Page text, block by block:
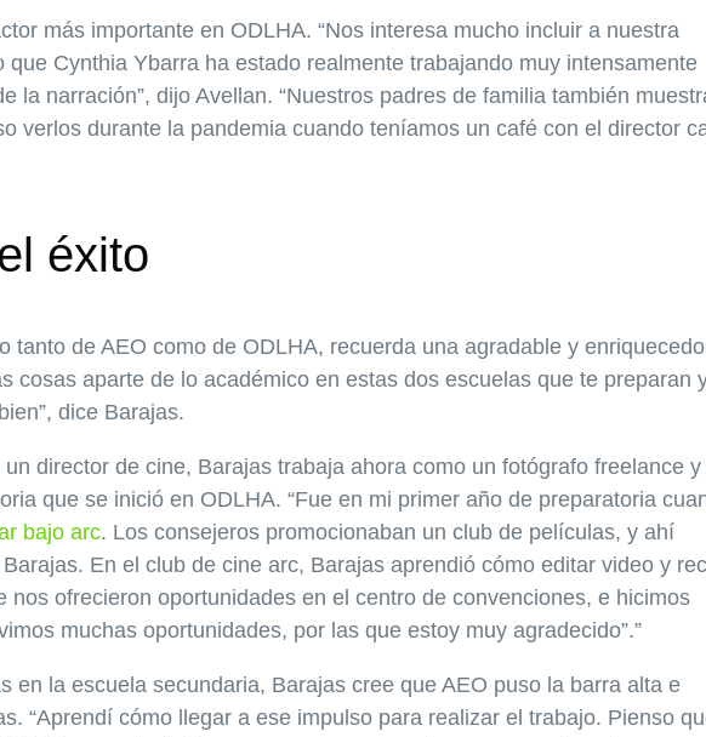
más importante en ODLHA. “Nos interesa mucho incluir a nuestra
Cynthia Ybarra ha estado realmente trabajando muy intensamente
la narración”, dijo Avellan. “Nuestros padres de familia también
verlos durante la pandemia cuando teníamos un café con el director
éxito
tanto de AEO como de ODLHA, recuerda una agradable y
cosas aparte de lo académico en estas dos escuelas que te preparan
dice Barajas.
director de cine, Barajas trabaja ahora como un fotógrafo freelance y
que se inició en ODLHA. “Fue en mi primer año de preparatoria
bajo arc. Los consejeros promocionaban un club de películas, y ahí
En el club de cine arc, Barajas aprendió cómo editar video y
nos ofrecieron oportunidades en el centro de convenciones, e hicimos
muchas oportunidades, por las que estoy muy agradecido”.”
en la escuela secundaria, Barajas cree que AEO puso la barra alta e
“Aprendí cómo llegar a ese impulso para realizar el trabajo. Pienso